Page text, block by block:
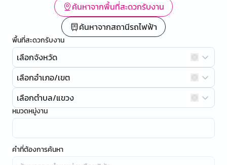
ค้นหาจากพื้นที่สะดวกรับงาน
ค้นหาจากสถานีรถไฟฟ้า
พื้นที่สะดวกรับงาน
เลือกจังหวัด
เลือกอำเภอ/เขต
เลือกตำบล/แขวง
หมวดหมู่งาน
คำที่ต้องการค้นหา